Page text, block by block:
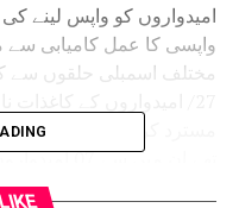
امیدواروں کو واپس لینے
واپسی کا عمل کامیابی
تھے ان میں